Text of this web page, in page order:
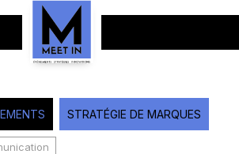
STRATÉGIE DE MARQUES